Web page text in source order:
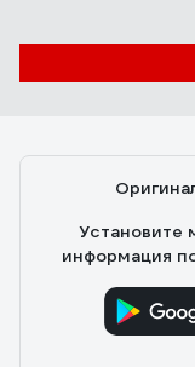
Установите
информация